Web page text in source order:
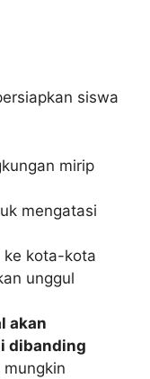
siswa
mirip
mengatasi
ke kota-kota
unggul
akan
dibanding
mungkin